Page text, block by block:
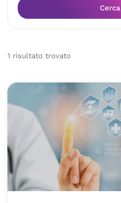
Cerca
1 risultato trovato